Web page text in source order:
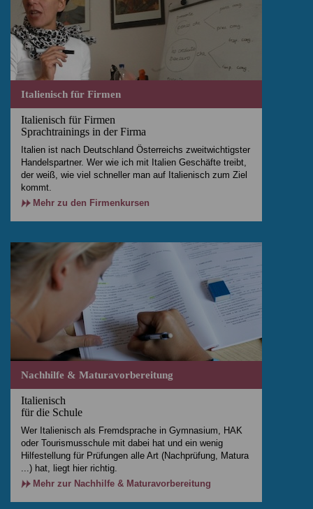
Italienisch für Firmen
Italienisch für Firmen
Sprachtrainings in der Firma
Italien ist nach Deutschland Österreichs zweitwichtigster
Handelspartner. Wer wie ich mit Italien Geschäfte treibt,
der weiß, wie viel schneller man auf Italienisch zum Ziel
kommt.
Mehr zu den Firmenkursen
Nachhilfe & Maturavorbereitung
Italienisch
für die Schule
Wer Italienisch als Fremdsprache in Gymnasium, HAK
oder Tourismusschule mit dabei hat und ein wenig
Hilfestellung für Prüfungen alle Art (Nachprüfung, Matura
...) hat, liegt hier richtig.
Mehr zur Nachhilfe & Maturavorbereitung